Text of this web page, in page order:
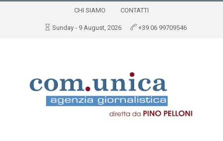
CHI SIAMO CONTATTI
Sunday - 9 August, 2026 +39 06 99709546